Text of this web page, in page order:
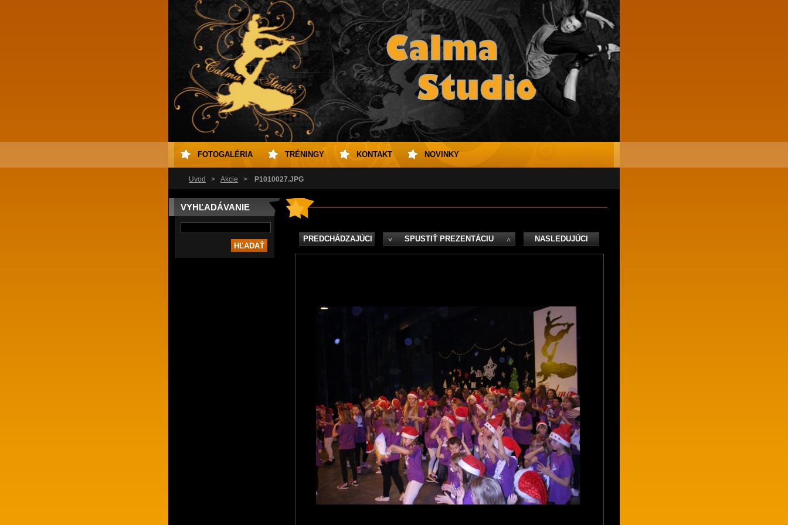
Úvod > Akcie > P1010027.JPG
VYHĽADÁVANIE
PREDCHÁDZAJÚCI SPUSTIŤ PREZENTÁCIU NASLEDUJÚCI
FOTOGALÉRIA TRÉNINGY KONTAKT NOVINKY